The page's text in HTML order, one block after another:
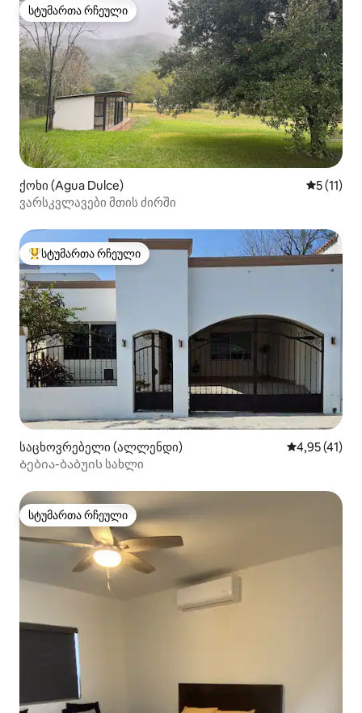
სტუმართა რჩეული
სტუმართა რჩეული
ქოხი (Agua Dulce) საშუალო
5 (11)
ვარსკვლავები მთის ძირში
სტუმართა რჩეული მოწინავე ვარიანტი
სტუმართა რჩეული
საცხოვრებელი (ალლენდი) საშუალო
4,95 (41)
Ბებია-ბაბუის სახლი
სტუმართა რჩეული
სტუმართა რჩეული